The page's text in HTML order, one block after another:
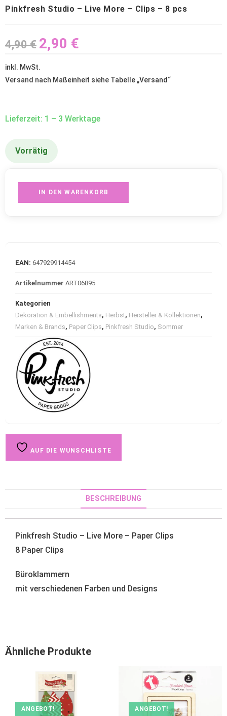
Pinkfresh Studio – Live More – Clips – 8 pcs
4,90€ 2,90 €
inkl. MwSt.
Versand nach Maßeinheit siehe Tabelle „Versand“
Lieferzeit: 1 – 3 Werktage
Vorrätig
IN DEN WARENKORB
EAN: 647929914454
Artikelnummer ART06895
Kategorien
Dekoration & Embellishments, Herbst, Hersteller & Kollektionen,
Marken & Brands, Paper Clips, Pinkfresh Studio, Sommer
AUF DIE WUNSCHLISTE
BESCHREIBUNG
Pinkfresh Studio – Live More – Paper Clips
8 Paper Clips
Büroklammern
mit verschiedenen Farben und Designs
Ähnliche Produkte
ANGEBOT! ANGEBOT!